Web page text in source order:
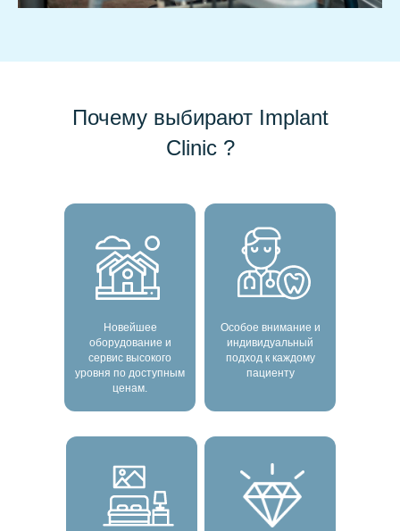
Почему выбирают Implant
Clinic ?
Новейшее
оборудование и
сервис высокого
уровня по доступным
ценам.
Особое внимание и
индивидуальный
подход к каждому
пациенту